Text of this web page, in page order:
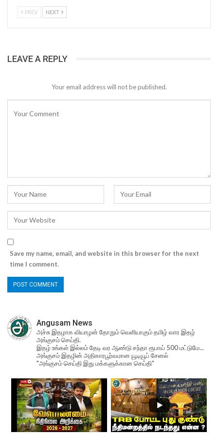
PREV NEXT
LEAVE A REPLY
Your email address will not be published.
Save my name, email, and website in this browser for the next
time I comment.
Angusam News
அச்சு இதழாக வியாழன் தோறும் வெளியாகும் தமிழ் வார இதழ்
அங்குசம் செய்தி.
இதழ் உங்கள் இல்லம் தேடி வர ஆண்டு சந்தா ரூபாய் 500 மட்டுமே...
அங்குசம் இதழின் அதிகாரபூர்வமான யூடியூப் சேனல்
"அங்குசம் செய்தி இது மக்களுக்கான செய்தி"